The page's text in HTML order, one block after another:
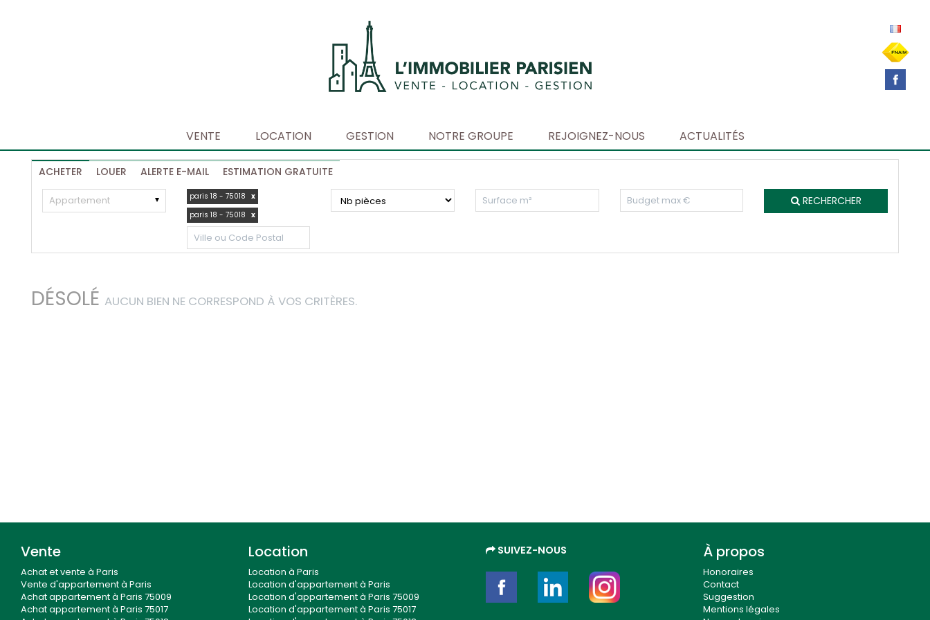
VENTE LOCATION GESTION NOTRE GROUPE REJOIGNEZ-NOUS ACTUALITÉS
ACHETER LOUER ALERTE E-MAIL ESTIMATION GRATUITE
Appartement paris 18 - 75018 x
paris 18 - 75018 x
RECHERCHER
DÉSOLÉ AUCUN BIEN NE CORRESPOND À VOS CRITÈRES.
Vente
Achat et vente à Paris
Vente d'appartement à Paris
Achat appartement à Paris 75009
Achat appartement à Paris 75017
Location
Location à Paris
Location d'appartement à Paris
Location d'appartement à Paris 75009
Location d'appartement à Paris 75017
SUIVEZ-NOUS À propos
Honoraires
Contact
Suggestion
Mentions légales